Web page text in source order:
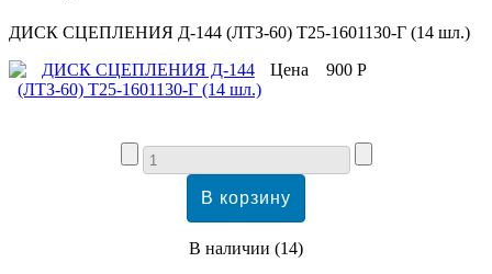
ДИСК СЦЕПЛЕНИЯ Д-144 (ЛТЗ-60) Т25-1601130-Г (14 шл.)
Цена
900 Р
В наличии (14)